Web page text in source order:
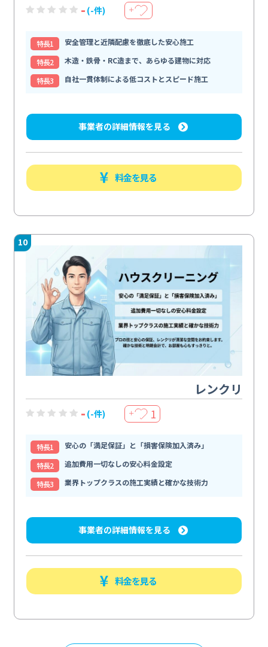
- (-件) ＋
特⻑1
安全管理と近隣配慮を徹底した安心施工
特⻑2
木造・鉄骨・RC造まで、あらゆる建物に対応
特⻑3
自社一貫体制による低コストとスピード施工
事業者の詳細情報を見る
料金を見る
10
レンクリ
- (-件) ＋ 1
特⻑1
安心の「満足保証」と「損害保険加入済み」
特⻑2
追加費用一切なしの安心料金設定
特⻑3
業界トップクラスの施工実績と確かな技術力
事業者の詳細情報を見る
料金を見る